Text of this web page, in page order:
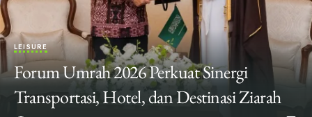
LEISURE
Forum Umrah 2026 Perkuat Sinergi
Transportasi, Hotel, dan Destinasi Ziarah